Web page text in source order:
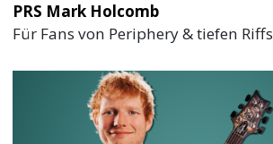
PRS Mark Holcomb
Für Fans von Periphery & tiefen Riffs